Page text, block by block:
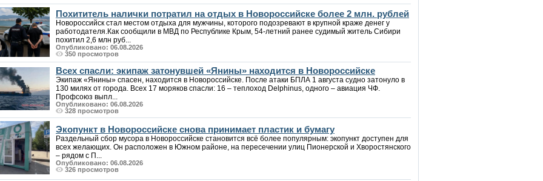
Похититель налички потратил на отдых в Новороссийске более 2 млн. рублей
Новороссийск стал местом отдыха для мужчины, которого подозревают в крупной краже денег у
работодателя.Как сообщили в МВД по Республике Крым, 54-летний ранее судимый житель Сибири
похитил 2,6 млн руб...
Опубликовано: 06.08.2026
350 просмотров
Всех спасли: экипаж затонувшей «Янины» находится в Новороссийске
Экипаж «Янины» спасен, находится в Новороссийске. После атаки БПЛА 1 августа судно затонуло в
130 милях от города. Всех 17 моряков спасли: 16 – теплоход Delphinus, одного – авиация ЧФ.
Профсоюз выпл...
Опубликовано: 06.08.2026
328 просмотров
Экопункт в Новороссийске снова принимает пластик и бумагу
Раздельный сбор мусора в Новороссийске становится всё более популярным: экопункт доступен для
всех желающих. Он расположен в Южном районе, на пересечении улиц Пионерской и Хворостянского
– рядом с П...
Опубликовано: 06.08.2026
326 просмотров